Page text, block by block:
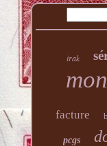
irak
facture
pcgs